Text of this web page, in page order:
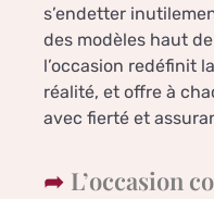
s’endetter
des modèles haut
l’occasion redéfinit
réalité, et offre à
avec fierté et
L’occasion